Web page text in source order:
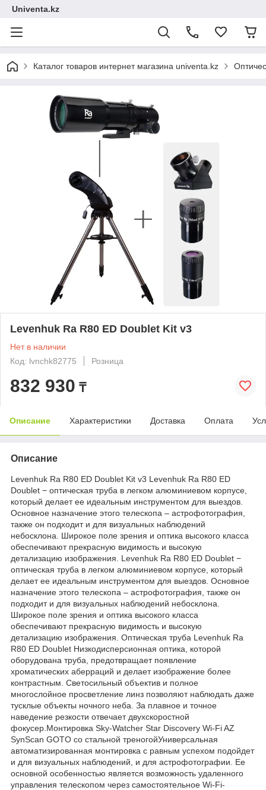
Univenta.kz
Каталог товаров интернет магазина univenta.kz
Levenhuk Ra R80 ED Doublet Kit v3
Нет в наличии
Код: lvnchk82775
Розница
832 930 ₸
Описание Характеристики Доставка Оплата
Описание
Levenhuk Ra R80 ED Doublet Kit v3 Levenhuk Ra R80 ED
Doublet − оптическая труба в легком алюминиевом корпусе,
который делает ее идеальным инструментом для выездов.
Основное назначение этого телескопа – астрофотография,
также он подходит и для визуальных наблюдений
небосклона. Широкое поле зрения и оптика высокого класса
обеспечивают прекрасную видимость и высокую
детализацию изображения. Levenhuk Ra R80 ED Doublet −
оптическая труба в легком алюминиевом корпусе, который
делает ее идеальным инструментом для выездов. Основное
назначение этого телескопа – астрофотография, также он
подходит и для визуальных наблюдений небосклона.
Широкое поле зрения и оптика высокого класса
обеспечивают прекрасную видимость и высокую
детализацию изображения. Оптическая труба Levenhuk Ra
R80 ED Doublet Низкодисперсионная оптика, которой
оборудована труба, предотвращает появление
хроматических аберраций и делает изображение более
контрастным. Светосильный объектив и полное
многослойное просветление линз позволяют наблюдать даже
тусклые объекты ночного неба. За плавное и точное
наведение резкости отвечает двухскоростной
фокусер.Монтировка Sky-Watcher Star Discovery Wi-Fi AZ
SynScan GOTO со стальной треногойУниверсальная
автоматизированная монтировка с равным успехом подойдет
и для визуальных наблюдений, и для астрофотографии. Ее
основной особенностью является возможность удаленного
управления телескопом через самостоятельное Wi-Fi-